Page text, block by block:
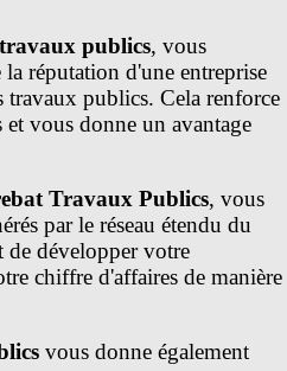
publics, vous
la réputation d'une entreprise
travaux publics. Cela renforce
vous donne un avantage
Travaux Publics, vous
par le réseau étendu du
de développer votre
chiffre d'affaires de manière
vous donne également